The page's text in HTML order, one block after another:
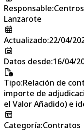
Responsable:
Lanzarote
Actualizado:22/04/
Datos desde:16/04/
Tipo:Relación de
importe de
el Valor Añadido) e
Categoría:Contratos